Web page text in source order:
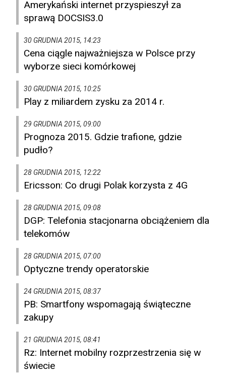
Amerykański internet przyspieszył za
sprawą DOCSIS3.0
30 GRUDNIA 2015, 14:23
Cena ciągle najważniejsza w Polsce przy
wyborze sieci komórkowej
30 GRUDNIA 2015, 10:25
Play z miliardem zysku za 2014 r.
29 GRUDNIA 2015, 09:00
Prognoza 2015. Gdzie trafione, gdzie
pudło?
28 GRUDNIA 2015, 12:22
Ericsson: Co drugi Polak korzysta z 4G
28 GRUDNIA 2015, 09:08
DGP: Telefonia stacjonarna obciążeniem dla
telekomów
28 GRUDNIA 2015, 07:00
Optyczne trendy operatorskie
24 GRUDNIA 2015, 08:37
PB: Smartfony wspomagają świąteczne
zakupy
21 GRUDNIA 2015, 08:41
Rz: Internet mobilny rozprzestrzenia się w
świecie